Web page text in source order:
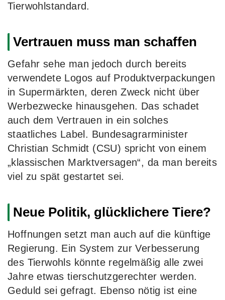
Tierwohlstandard.
Vertrauen muss man schaffen
Gefahr sehe man jedoch durch bereits
verwendete Logos auf Produktverpackungen
in Supermärkten, deren Zweck nicht über
Werbezwecke hinausgehen. Das schadet
auch dem Vertrauen in ein solches
staatliches Label. Bundesagrarminister
Christian Schmidt (CSU) spricht von einem
„klassischen Marktversagen“, da man bereits
viel zu spät gestartet sei.
Neue Politik, glücklichere Tiere?
Hoffnungen setzt man auch auf die künftige
Regierung. Ein System zur Verbesserung
des Tierwohls könnte regelmäßig alle zwei
Jahre etwas tierschutzgerechter werden.
Geduld sei gefragt. Ebenso nötig ist eine